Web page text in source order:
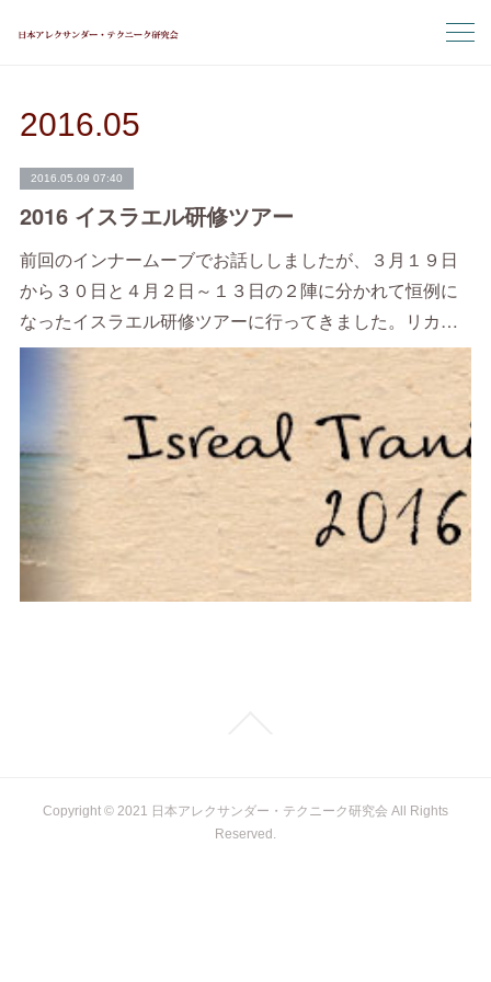
2016.05
2016.05.09 07:40
2016 イスラエル研修ツアー
前回のインナームーブでお話ししましたが、３月１９日
から３０日と４月２日～１３日の２陣に分かれて恒例に
なったイスラエル研修ツアーに行ってきました。リカ…
Copyright © 2021 日本アレクサンダー・テクニーク研究会 All Rights
Reserved.